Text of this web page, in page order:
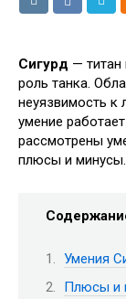
Сигурд — титан
роль танка.
неуязвимость к
умение
рассмотрены
плюсы и минусы.
Умения
Плюсы и